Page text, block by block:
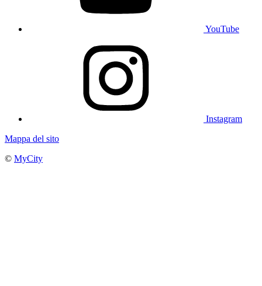
YouTube
Instagram
Mappa del sito
© MyCity